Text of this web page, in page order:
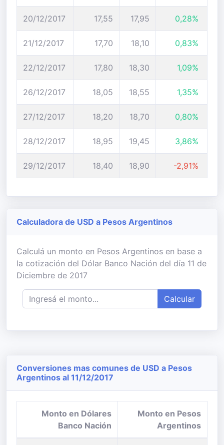
20/12/2017 17,55 17,95 0,28%
21/12/2017 17,70 18,10 0,83%
22/12/2017 17,80 18,30 1,09%
26/12/2017 18,05 18,55 1,35%
27/12/2017 18,20 18,70 0,80%
28/12/2017 18,95 19,45 3,86%
29/12/2017 18,40 18,90 -2,91%
Calculadora de USD a Pesos Argentinos
Calculá un monto en Pesos Argentinos en base a
la cotización del Dólar Banco Nación del día 11 de
Diciembre de 2017
Calcular
Conversiones mas comunes de USD a Pesos
Argentinos al 11/12/2017
Monto en Dólares
Banco Nación
Monto en Pesos
Argentinos